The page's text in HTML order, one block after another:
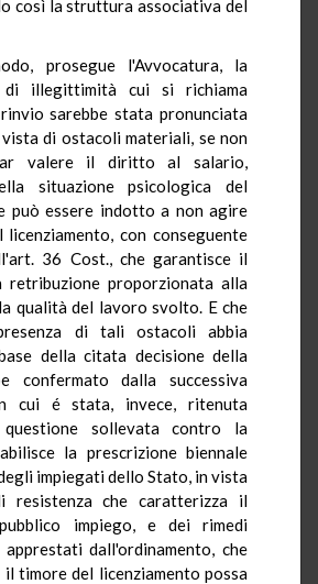
così la struttura associativa del
prosegue l'Avvocatura, la
di illegittimità cui si richiama
sarebbe stata pronunciata
di ostacoli materiali, se non
valere il diritto al salario,
situazione psicologica del
può essere indotto a non agire
con conseguente
36 Cost., che garantisce il
proporzionata alla
qualità del lavoro svolto. E che
di tali ostacoli abbia
della citata decisione della
confermato dalla successiva
cui é stata, invece, ritenuta
sollevata contro la
la prescrizione biennale
impiegati dello Stato, in vista
resistenza che caratterizza il
impiego, e dei rimedi
dall'ordinamento, che
il timore del licenziamento possa